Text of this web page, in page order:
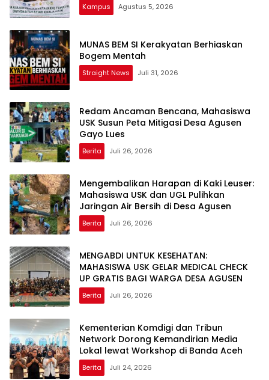
Kampus Agustus 5, 2026
MUNAS BEM SI Kerakyatan Berhiaskan
Bogem Mentah
Straight News Juli 31, 2026
Redam Ancaman Bencana, Mahasiswa
USK Susun Peta Mitigasi Desa Agusen
Gayo Lues
Berita Juli 26, 2026
Mengembalikan Harapan di Kaki Leuser:
Mahasiswa USK dan UGL Pulihkan
Jaringan Air Bersih di Desa Agusen
Berita Juli 26, 2026
MENGABDI UNTUK KESEHATAN:
MAHASISWA USK GELAR MEDICAL CHECK
Berita Juli 26, 2026
Kementerian Komdigi dan Tribun
Network Dorong Kemandirian Media
Lokal lewat Workshop di Banda Aceh
Berita Juli 24, 2026